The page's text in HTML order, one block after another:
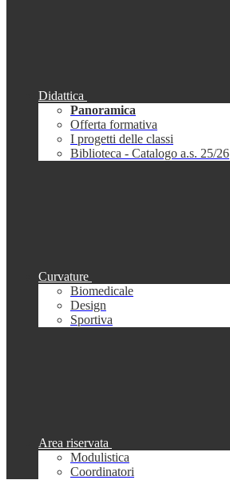
Didattica
Panoramica
Offerta formativa
I progetti delle classi
Biblioteca - Catalogo a.s. 25/26
Curvature
Biomedicale
Design
Sportiva
Area riservata
Modulistica
Coordinatori